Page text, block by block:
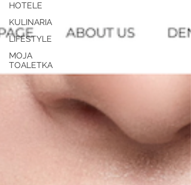
HOTELE
KULINARIA
LIFESTYLE
MOJA
TOALETKA